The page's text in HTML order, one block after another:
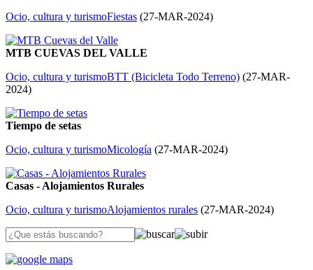
Ocio, cultura y turismoFiestas (27-MAR-2024)
MTB CUEVAS DEL VALLE
Ocio, cultura y turismoBTT (Bicicleta Todo Terreno) (27-MAR-
2024)
Tiempo de setas
Ocio, cultura y turismoMicología (27-MAR-2024)
Casas - Alojamientos Rurales
Ocio, cultura y turismoAlojamientos rurales (27-MAR-2024)